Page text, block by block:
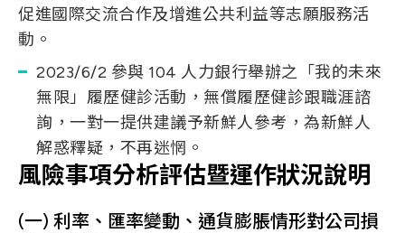
促進國際交流合作及增進公共利益等志願服務活
動。
2023/6/2 參與 104 人力銀行舉辦之「我的未來
無限」履歷健診活動，無償履歷健診跟職涯諮
詢，一對一提供建議予新鮮人參考，為新鮮人
解惑釋疑，不再迷惘。
風險事項分析評估暨運作狀況說明
(一) 利率、匯率變動、通貨膨脹情形對公司損